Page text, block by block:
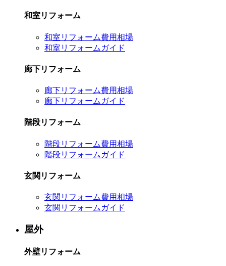
和室リフォーム
和室リフォーム費用相場
和室リフォームガイド
廊下リフォーム
廊下リフォーム費用相場
廊下リフォームガイド
階段リフォーム
階段リフォーム費用相場
階段リフォームガイド
玄関リフォーム
玄関リフォーム費用相場
玄関リフォームガイド
屋外
外壁リフォーム